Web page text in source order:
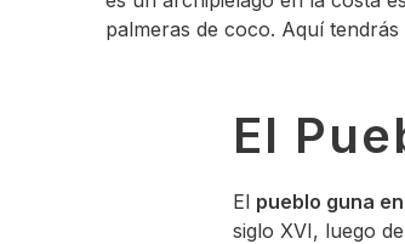
palmeras de coco. Aquí
El
El pueblo guna
siglo XVI, luego